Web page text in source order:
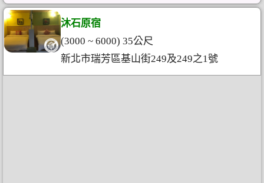
沐石原宿
(3000 ~ 6000) 35公尺
新北市瑞芳區基山街249及249之1號